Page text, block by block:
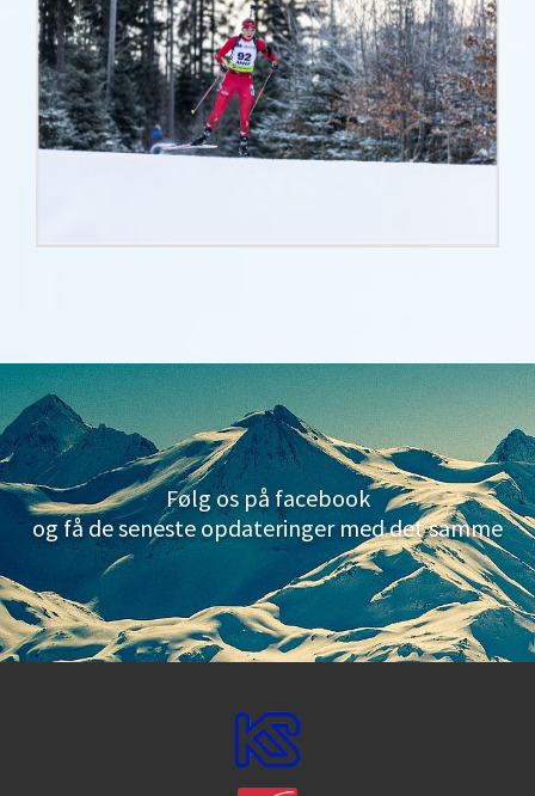
Følg os på facebook
og få de seneste opdateringer med det samme